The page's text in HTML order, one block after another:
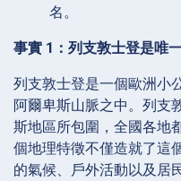
名。
事實 1：列支敦士登是唯
列支敦士登是一個歐洲小
阿爾卑斯山脈之中。列支
斯地區所包圍，全國各地
個地理特徵不僅造就了這
的氣候、戶外活動以及居